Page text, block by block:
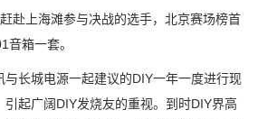
上海滩参与决战的选手，北京赛场榜首
音箱一套。
长城电源一起建议的DIY一年一度进行现
起广阔DIY发烧友的重视。到时DIY界高